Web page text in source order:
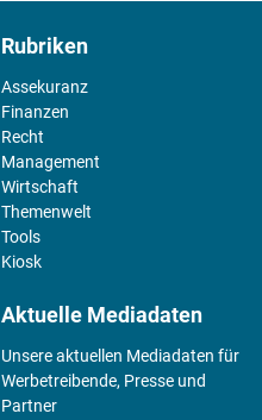
Rubriken
Assekuranz
Finanzen
Recht
Management
Wirtschaft
Themenwelt
Tools
Kiosk
Aktuelle Mediadaten
Unsere aktuellen Mediadaten für
Werbetreibende, Presse und
Partner